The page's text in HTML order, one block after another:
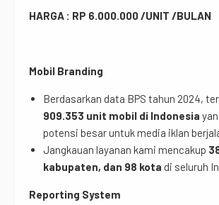
HARGA : RP 6.000.000/UNIT /BULAN
Mobil Branding
Berdasarkan data BPS tahun 2024,
909.353 unit mobil di Indonesia
potensi besar untuk media iklan
Jangkauan layanan kami mencakup
kabupaten, dan 98 kota di seluruh
Reporting System